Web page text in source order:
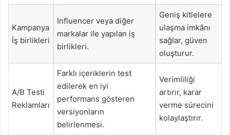
Kampanya
İş birlikleri
Influencer veya diğer
markalar ile yapılan iş
birlikleri.
Geniş kitlelere
ulaşma imkânı
sağlar, güven
oluşturur.
A/B Testi
Reklamları
Farklı içeriklerin test
edilerek en iyi
performans gösteren
versiyonların
belirlenmesi.
Verimliliği
artırır, karar
verme sürecini
kolaylaştırır.